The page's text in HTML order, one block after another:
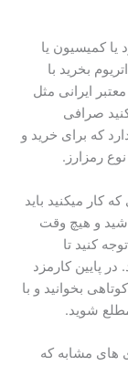
یا کمیسیون یا
بخرید با
صرافی
که برای خرید و
رمزارز.
کار میکنید باید
و هیچ وقت
کنید تا
در پایین کارمزد
بخوانید و با
شوید.
های مشابه که